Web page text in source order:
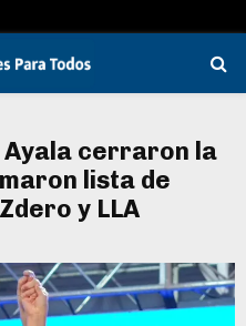
Ayala cerraron la
lista de
y LLA